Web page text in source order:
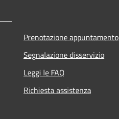
Prenotazione appuntamento
Segnalazione disservizio
Leggi le FAQ
Richiesta assistenza